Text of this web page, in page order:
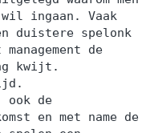
wil ingaan. Vaak
duistere spelonk
de
kwijt.
de
en met name de